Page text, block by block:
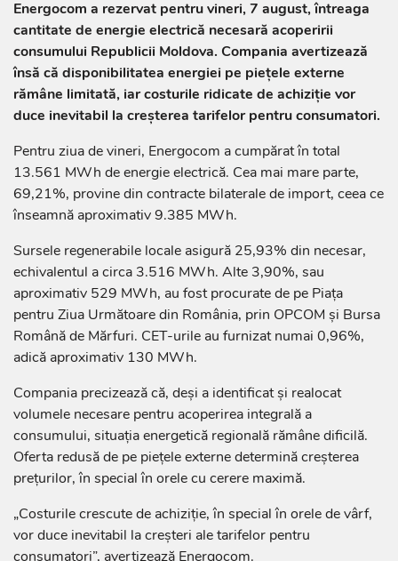
Energocom a rezervat pentru vineri, 7 august, întreaga
cantitate de energie electrică necesară acoperirii
consumului Republicii Moldova. Compania avertizează
însă că disponibilitatea energiei pe piețele externe
rămâne limitată, iar costurile ridicate de achiziție vor
duce inevitabil la creșterea tarifelor pentru consumatori.
Pentru ziua de vineri, Energocom a cumpărat în total
13.561 MWh de energie electrică. Cea mai mare parte,
69,21%, provine din contracte bilaterale de import, ceea ce
înseamnă aproximativ 9.385 MWh.
Sursele regenerabile locale asigură 25,93% din necesar,
echivalentul a circa 3.516 MWh. Alte 3,90%, sau
aproximativ 529 MWh, au fost procurate de pe Piața
pentru Ziua Următoare din România, prin OPCOM și Bursa
Română de Mărfuri. CET-urile au furnizat numai 0,96%,
adică aproximativ 130 MWh.
Compania precizează că, deși a identificat și realocat
volumele necesare pentru acoperirea integrală a
consumului, situația energetică regională rămâne dificilă.
Oferta redusă de pe piețele externe determină creșterea
prețurilor, în special în orele cu cerere maximă.
„Costurile crescute de achiziție, în special în orele de vârf,
vor duce inevitabil la creșteri ale tarifelor pentru
consumatori”, avertizează Energocom.